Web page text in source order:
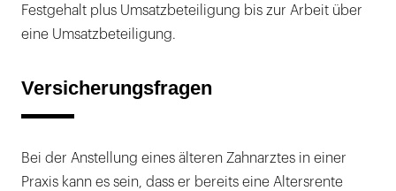
Festgehalt plus Umsatzbeteiligung bis zur Arbeit über
eine Umsatzbeteiligung.
Versicherungsfragen
Bei der Anstellung eines älteren Zahnarztes in einer
Praxis kann es sein, dass er bereits eine Altersrente